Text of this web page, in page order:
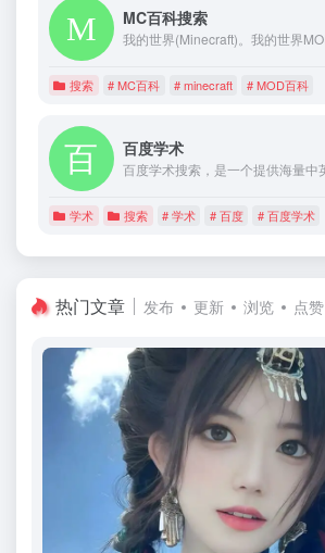
MC百科搜索
搜索 # MC百科 # minecraft # MOD百科
百度学术
学术 搜索 # 学术 # 百度 # 百度学术
热门文章 发布 更新 浏览 点赞